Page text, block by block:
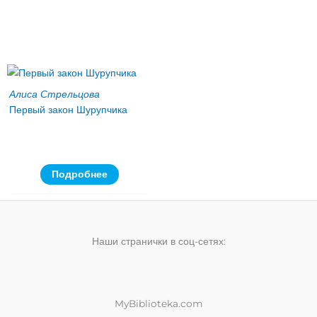
Алиса Стрельцова
Первый закон Шурупчика
Подробнее
Наши странички в соц-сетях:
MyBiblioteka.com